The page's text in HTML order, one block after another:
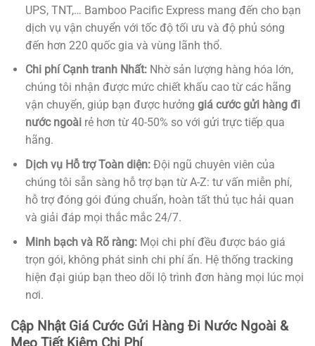
UPS, TNT,… Bamboo Pacific Express mang đến cho bạn
dịch vụ vận chuyển với tốc độ tối ưu và độ phủ sóng
đến hơn 220 quốc gia và vùng lãnh thổ.
Chi phí Cạnh tranh Nhất:Nhờ sản lượng hàng hóa lớn,
chúng tôi nhận được mức chiết khấu cao từ các hãng
vận chuyển, giúp bạn được hưởng giá cước gửi hàng đi
nước ngoài rẻ hơn từ 40-50% so với gửi trực tiếp qua
hãng.
Dịch vụ Hỗ trợ Toàn diện:Đội ngũ chuyên viên của
chúng tôi sẵn sàng hỗ trợ bạn từ A-Z: tư vấn miễn phí,
hỗ trợ đóng gói đúng chuẩn, hoàn tất thủ tục hải quan
và giải đáp mọi thắc mắc 24/7.
Minh bạch và Rõ ràng:Mọi chi phí đều được báo giá
trọn gói, không phát sinh chi phí ẩn. Hệ thống tracking
hiện đại giúp bạn theo dõi lộ trình đơn hàng mọi lúc mọi
nơi.
Cập Nhật Giá Cước Gửi Hàng Đi Nước Ngoài &